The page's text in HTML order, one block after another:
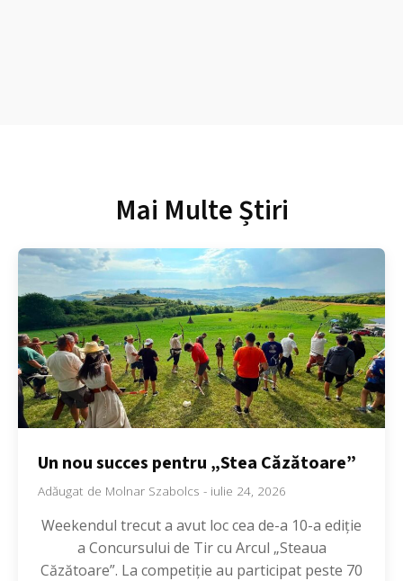
Mai Multe Știri
Un nou succes pentru „Stea Căzătoare”
Adăugat de Molnar Szabolcs - iulie 24, 2026
Weekendul trecut a avut loc cea de-a 10-a ediție
a Concursului de Tir cu Arcul „Steaua
Căzătoare”. La competiție au participat peste 70